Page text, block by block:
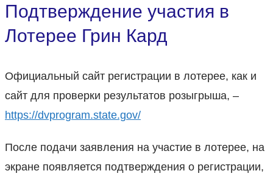
Подтверждение участия в
Лотерее Грин Кард
Официальный сайт регистрации в лотерее, как и
сайт для проверки результатов розыгрыша, –
https://dvprogram.state.gov/
После подачи заявления на участие в лотерее, на
экране появляется подтверждения о регистрации,